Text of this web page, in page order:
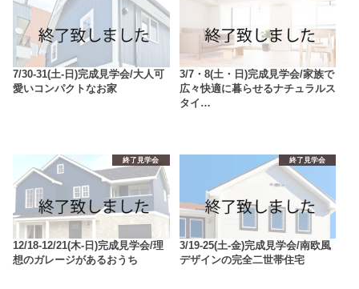
7/30-31(土-日)完成見学会/大人可
愛いコンパクトなお家
3/7・8(土・日)完成見学会/家族で
広々快適に暮らせるナチュラルス
タイ…
終了見学会
12/18-12/21(木-日)完成見学会/理
想のガレージがあるおうち
終了見学会
3/19-25(土-金)完成見学会/南欧風
デザインの完全二世帯住宅